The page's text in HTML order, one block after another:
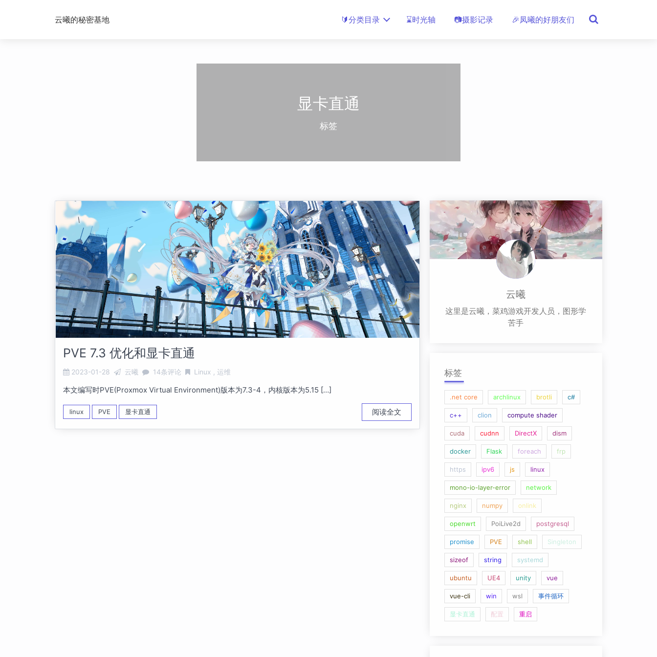
云曦的秘密基地 🔰分类目录 ⌛时光轴 📷摄影记录 🎉凤曦的好朋友们
显卡直通
标签
PVE 7.3 优化和显卡直通
2023-01-28 云曦 14条评论 Linux 运维
本文编写时PVE(Proxmox Virtual Environment)版本为7.3-4，内核版本为5.15 […]
linux PVE 显卡直通 阅读全文
云曦
这里是云曦，菜鸡游戏开发人员，图形学
苦手
标签
.net core archlinux brotli c#
c++ clion compute shader
cuda cudnn DirectX dism
docker Flask foreach frp
https ipv6 js linux
mono-io-layer-error network
nginx numpy onlink
openwrt PoiLive2d postgresql
promise PVE shell Singleton
sizeof string systemd
ubuntu UE4 unity vue
vue-cli win wsl 事件循环
显卡直通 配置 重启